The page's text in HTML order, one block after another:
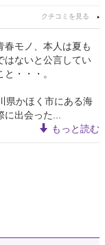
モノ、本人は夏も
はないと公言してい
・・・。
県かほく市にある海
出会った...
もっと読む